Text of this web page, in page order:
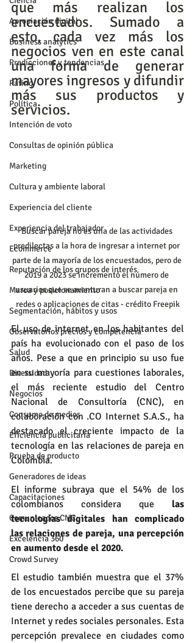
Apropiación digital
Business analytics
Predicciones y tendencias
Rating
Política
Intención de voto
Consultas de opinión pública
Marketing
Cultura y ambiente laboral
Experiencia del cliente
Experiencia del trabajador
Ecommerce
Reputación de los grupos de interés
Marca y posicionamiento
Segmentación, hábitos y usos
Observatorios precios y competencia
Salud
Diversidad
Negocios
Consumo de medios
Eficiencia publicitaria
Prueba de producto
Generadores de ideas
Capacitaciones
Comunicados CNC
Excelencia 360
Crowd Survey
que más realizan los
encuestados. Sumado a
esto, cada vez más los
negocios ven en este canal
una forma de generar
mayores ingresos y difundir
más sus productos y
servicios.
Buscar pareja no es una de las actividades
predilectas a la hora de ingresar a internet por
parte de la mayoría de los encuestados, pero de
2019 a 2023 se incrementó el número de
usuarios que se aventuran a buscar pareja en
redes o aplicaciones de citas - crédito Freepik
El uso de internet en los habitantes del
país ha evolucionado con el paso de los
años. Pese a que en principio su uso fue
en su mayoría para cuestiones laborales,
el más reciente estudio del Centro
Nacional de Consultoría (CNC), en
colaboración con .CO Internet S.A.S., ha
destacado el creciente impacto de la
tecnología en las relaciones de pareja en
Colombia.
El informe subraya que el 54% de los
colombianos considera que las
tecnologías digitales han complicado
las relaciones de pareja, una percepción
en aumento desde el 2020.
El estudio también muestra que el 37%
de los encuestados percibe que su pareja
tiene derecho a acceder a sus cuentas de
Internet y redes sociales personales. Esta
percepción prevalece en ciudades como